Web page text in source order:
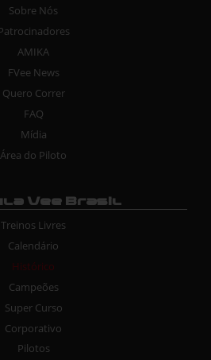
Sobre Nós
AMIKA
FVee News
Quero Correr
FAQ
Mídia
Área do Piloto
Vee Brasil
Treinos Livres
Calendário
Histórico
Campeões
Super Curso
Corporativo
Pilotos